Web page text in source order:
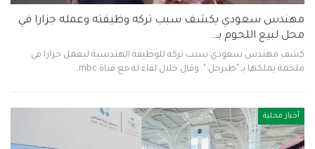
مهندس سعودي يكشف سبب تركه وظيفته وعمله جزارا في
محل لبيع اللحوم بـ…
كشف مهندس سعودي سبب تركه للوظيفة الهندسية ليعمل جزارا في
ملحمة يملكها بـ "طبرجل ". وقال خلال لقاء له مع قناة mbc…
أخبار محلية